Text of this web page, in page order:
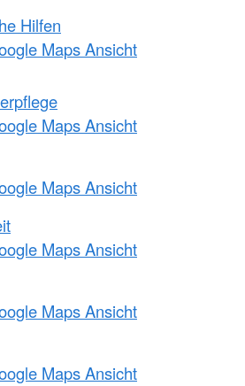
Hilfen
Maps Ansicht
Maps Ansicht
Maps Ansicht
Maps Ansicht
Maps Ansicht
Maps Ansicht